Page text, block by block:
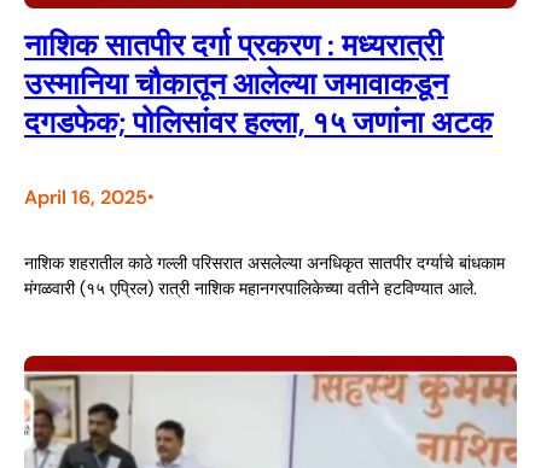
नाशिक सातपीर दर्गा प्रकरण : मध्यरात्री
उस्मानिया चौकातून आलेल्या जमावाकडून
दगडफेक; पोलिसांवर हल्ला, १५ जणांना अटक
April 16, 2025•
नाशिक शहरातील काठे गल्ली परिसरात असलेल्या अनधिकृत सातपीर दर्ग्याचे बांधकाम
मंगळवारी (१५ एप्रिल) रात्री नाशिक महानगरपालिकेच्या वतीने हटविण्यात आले.